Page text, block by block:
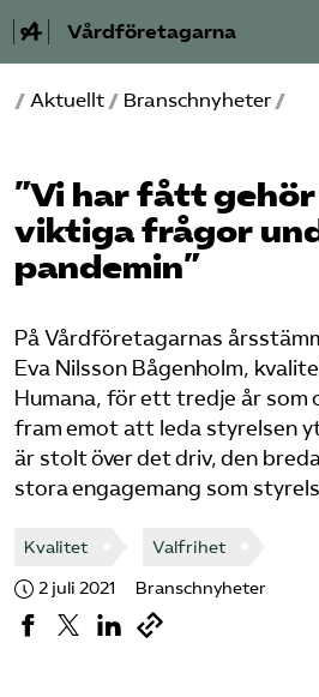
Vårdföretagarna
Välfärdskriminalitet
Valmanifest
Medlemskap
Våra frågor
Om oss
Kontakt
Pressrum
Mina sidor
/ Aktuellt / Branschnyheter /
”Vi har fått
viktiga frågor
pandemin”
På Vårdföretagarnas
Eva Nilsson Bågenholm,
Humana, för ett tredje år som
fram emot att leda styrelsen
är stolt över det driv, den
stora engagemang som
Kvalitet Valfrihet
2 juli 2021 Branschnyheter